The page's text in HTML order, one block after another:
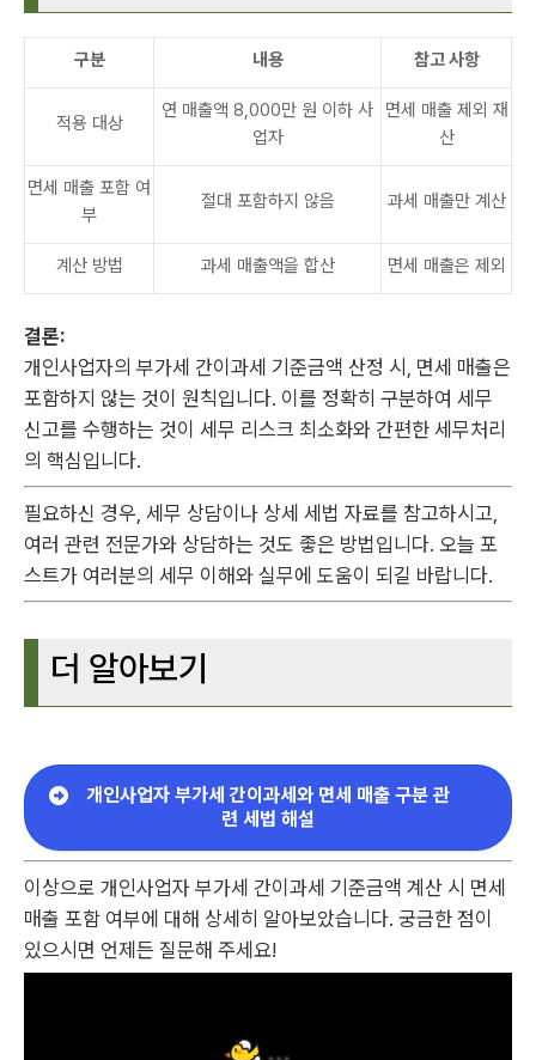
구분 내용 참고 사항
적용 대상
연 매출액 8,000만 원 이하 사
업자
면세 매출 제외 재
산
면세 매출 포함 여
부
절대 포함하지 않음 과세 매출만 계산
계산 방법 과세 매출액을 합산 면세 매출은 제외
결론:
개인사업자의 부가세 간이과세 기준금액 산정 시, 면세 매출은
포함하지 않는 것이 원칙입니다. 이를 정확히 구분하여 세무
신고를 수행하는 것이 세무 리스크 최소화와 간편한 세무처리
의 핵심입니다.
필요하신 경우, 세무 상담이나 상세 세법 자료를 참고하시고,
여러 관련 전문가와 상담하는 것도 좋은 방법입니다. 오늘 포
스트가 여러분의 세무 이해와 실무에 도움이 되길 바랍니다.
더 알아보기
개인사업자 부가세 간이과세와 면세 매출 구분 관
련 세법 해설
이상으로 개인사업자 부가세 간이과세 기준금액 계산 시 면세
매출 포함 여부에 대해 상세히 알아보았습니다. 궁금한 점이
있으시면 언제든 질문해 주세요!